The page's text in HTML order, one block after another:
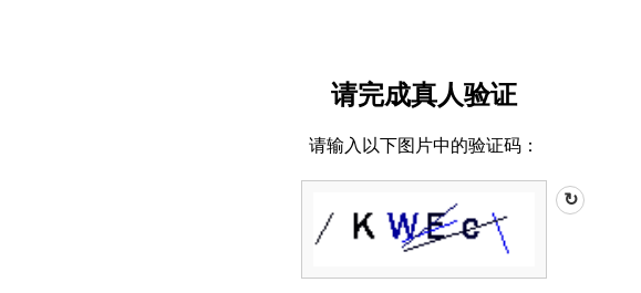
请完成真人验证
请输入以下图片中的验证码：
↻